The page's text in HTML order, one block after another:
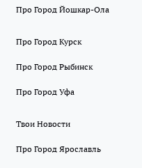
Про Город Йошкар-Ола
Про Город Курск
Про Город Рыбинск
Про Город Уфа
Твои Новости
Про Город Ярославль